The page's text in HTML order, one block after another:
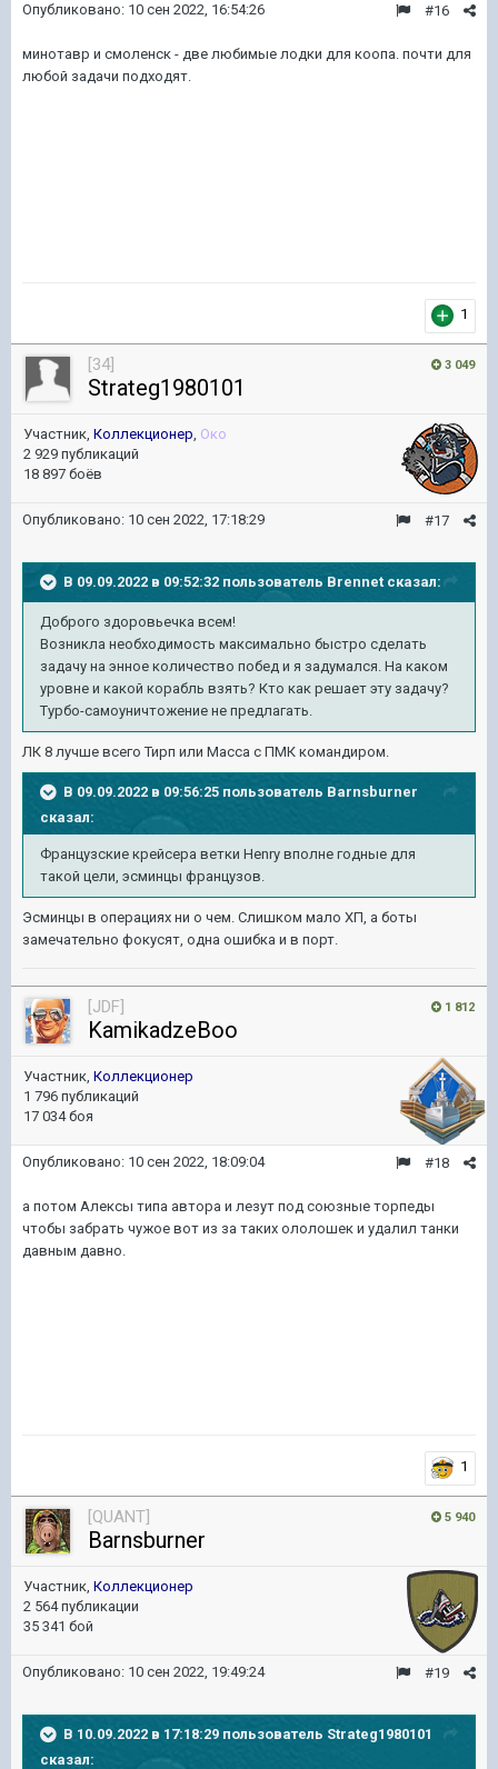
#16
Опубликовано: 10 сен 2022, 16:54:26
минотавр и смоленск - две любимые лодки для коопа. почти для
любой задачи подходят.
1
3 049
[34]
Strateg1980101
Участник, Коллекционер, Око
2 929 публикаций
18 897 боёв
#17
Опубликовано: 10 сен 2022, 17:18:29
В 09.09.2022 в 09:52:32 пользователь Brennet сказал:
Доброго здоровьечка всем!
Возникла необходимость максимально быстро сделать
задачу на энное количество побед и я задумался. На каком
уровне и какой корабль взять? Кто как решает эту задачу?
Турбо-самоуничтожение не предлагать.
ЛК 8 лучше всего Тирп или Масса с ПМК командиром.
В 09.09.2022 в 09:56:25 пользователь Barnsburner
сказал:
Французские крейсера ветки Henry вполне годные для
такой цели, эсминцы французов.
Эсминцы в операциях ни о чем. Слишком мало ХП, а боты
замечательно фокусят, одна ошибка и в порт.
1 812
[JDF]
KamikadzeBoo
Участник, Коллекционер
1 796 публикаций
17 034 боя
#18
Опубликовано: 10 сен 2022, 18:09:04
а потом Алексы типа автора и лезут под союзные торпеды
чтобы забрать чужое вот из за таких ололошек и удалил танки
давным давно.
1
5 940
[QUANT]
Barnsburner
Участник, Коллекционер
2 564 публикации
35 341 бой
#19
Опубликовано: 10 сен 2022, 19:49:24
В 10.09.2022 в 17:18:29 пользователь Strateg1980101
сказал: